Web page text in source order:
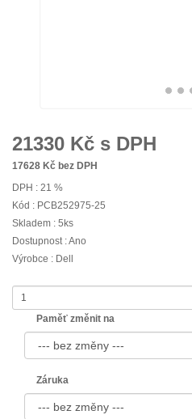
21330 Kč s DPH
17628 Kč bez DPH
DPH : 21 %
Kód : PCB252975-25
Skladem : 5ks
Dostupnost : Ano
Výrobce : Dell
Paměť změnit na
Záruka